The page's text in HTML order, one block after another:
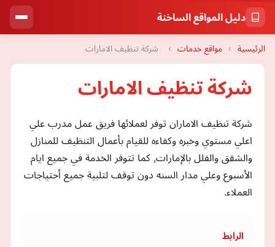
دليل المواقع الساخنة
الرئيسية › مواقع خدمات › شركة تنظيف الامارات
شركة تنظيف الامارات
شركة تنظيف الاماران توفر لعملائها فريق عمل مدرب علي
اعلي مستوي وخبره وكفاءه للقيام بأعمال التنظيف للمنازل
والشقق والفلل بالإمارات, كما تتوفر الخدمة في جميع ايام
الأسبوع وعلي مدار السنه دون توقف لتلبية جميع أحتياجات
العملاء.
الرابط